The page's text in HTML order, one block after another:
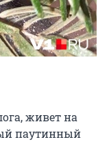
живет на
паутинный